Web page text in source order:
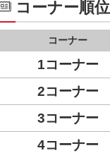
コーナー順位
コーナー
1コーナー
2コーナー
3コーナー
4コーナー